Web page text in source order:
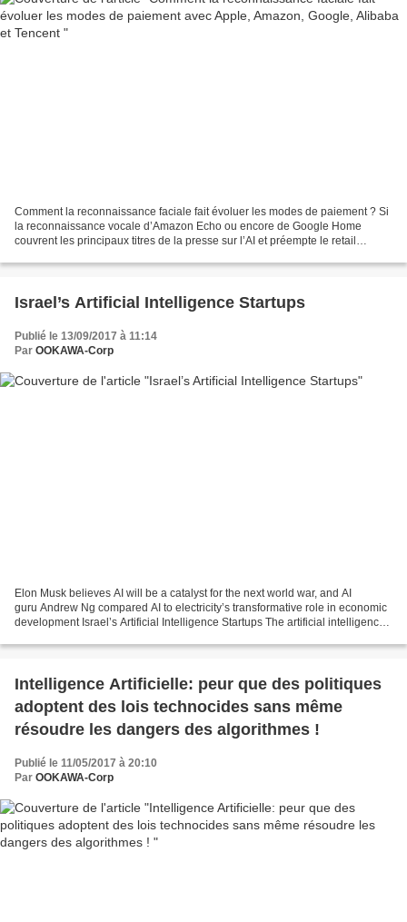
Comment la reconnaissance faciale fait évoluer les modes de paiement ? Si
la reconnaissance vocale d’Amazon Echo ou encore de Google Home
couvrent les principaux titres de la presse sur l’AI et préempte le retail
Israel’s Artificial Intelligence Startups
Publié le 13/09/2017 à 11:14
Par OOKAWA-Corp
Elon Musk believes AI will be a catalyst for the next world war, and AI
guru Andrew Ng compared AI to electricity’s transformative role in economic
development Israel’s Artificial Intelligence Startups The artificial intelligence
Intelligence Artificielle: peur que des politiques
adoptent des lois technocides sans même
résoudre les dangers des algorithmes !
Publié le 11/05/2017 à 20:10
Par OOKAWA-Corp